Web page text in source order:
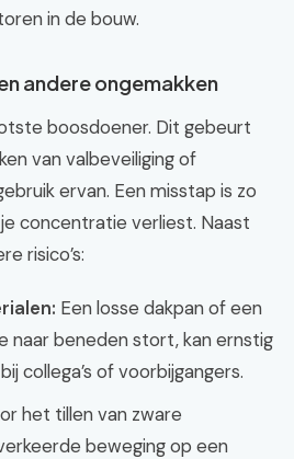
in de bouw.
andere ongemakken
boosdoener. Dit gebeurt
van valbeveiliging of
ervan. Een misstap is zo
concentratie verliest. Naast
risico’s:
Een losse dakpan of een
naar beneden stort, kan ernstig
collega’s of voorbijgangers.
het tillen van zware
beweging op een